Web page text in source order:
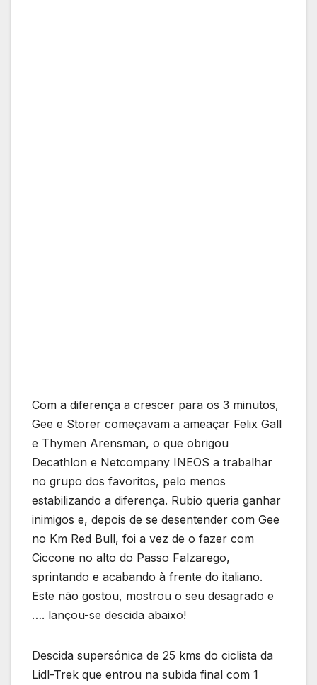
Com a diferença a crescer para os 3 minutos,
Gee e Storer começavam a ameaçar Felix Gall
e Thymen Arensman, o que obrigou
Decathlon e Netcompany INEOS a trabalhar
no grupo dos favoritos, pelo menos
estabilizando a diferença. Rubio queria ganhar
inimigos e, depois de se desentender com Gee
no Km Red Bull, foi a vez de o fazer com
Ciccone no alto do Passo Falzarego,
sprintando e acabando à frente do italiano.
Este não gostou, mostrou o seu desagrado e
…. lançou-se descida abaixo!
Descida supersónica de 25 kms do ciclista da
Lidl-Trek que entrou na subida final com 1